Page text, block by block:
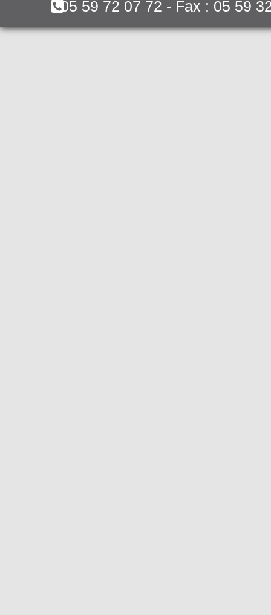
05 59 72 07 72 - Fax : 05 59